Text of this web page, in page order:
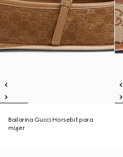
Bailarina Gucci Horsebit para
mujer